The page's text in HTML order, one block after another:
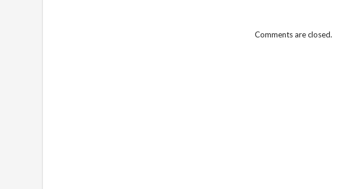
Comments are closed.